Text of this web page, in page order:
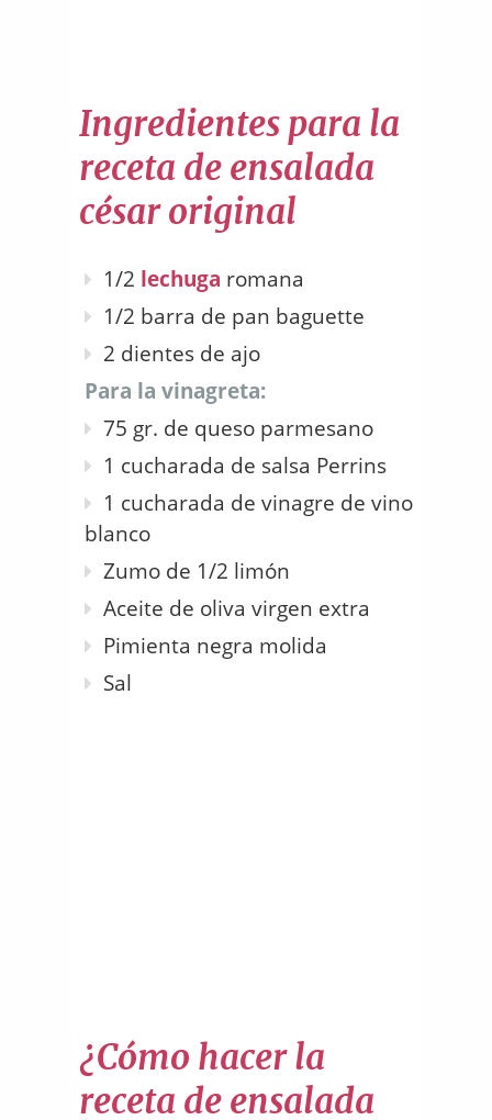
Ingredientes para la
receta de ensalada
césar original
1/2 lechuga romana
1/2 barra de pan baguette
2 dientes de ajo
Para la vinagreta:
75 gr. de queso parmesano
1 cucharada de salsa Perrins
1 cucharada de vinagre de vino
blanco
Zumo de 1/2 limón
Aceite de oliva virgen extra
Pimienta negra molida
Sal
¿Cómo hacer la
receta de ensalada